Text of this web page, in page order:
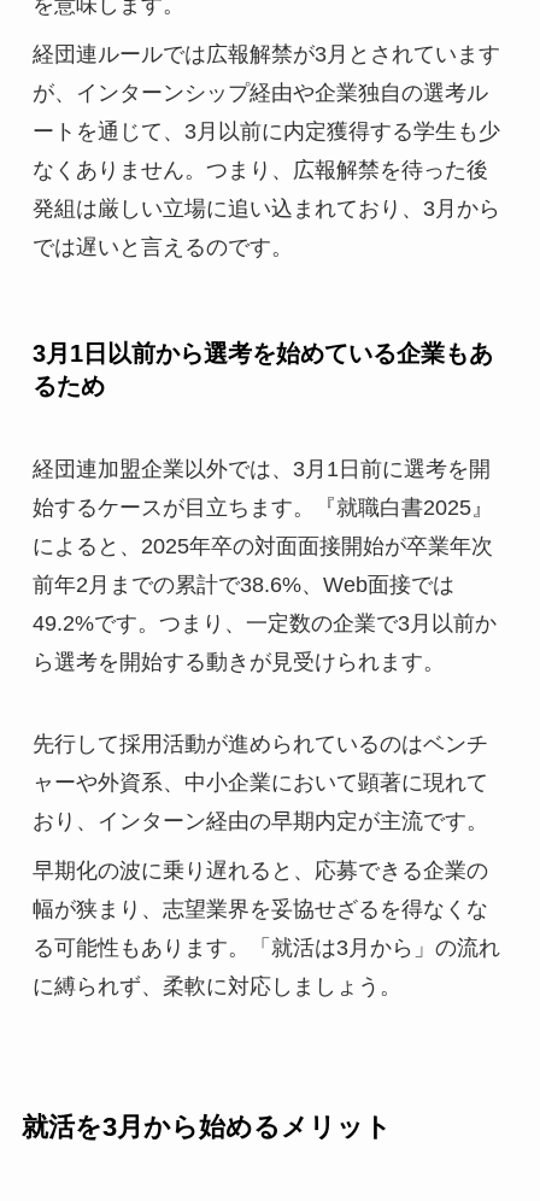
経団連ルールでは広報解禁が3月とされています
が、インターンシップ経由や企業独自の選考ル
ートを通じて、3月以前に内定獲得する学生も少
なくありません。つまり、広報解禁を待った後
発組は厳しい立場に追い込まれており、3月から
では遅いと言えるのです。
3月1日以前から選考を始めている企業もあ
るため
経団連加盟企業以外では、3月1日前に選考を開
始するケースが目立ちます。『就職白書2025』
によると、2025年卒の対面面接開始が卒業年次
前年2月までの累計で38.6%、Web面接では
49.2%です。つまり、一定数の企業で3月以前か
ら選考を開始する動きが見受けられます。
先行して採用活動が進められているのはベンチ
ャーや外資系、中小企業において顕著に現れて
おり、インターン経由の早期内定が主流です。
早期化の波に乗り遅れると、応募できる企業の
幅が狭まり、志望業界を妥協せざるを得なくな
る可能性もあります。「就活は3月から」の流れ
に縛られず、柔軟に対応しましょう。
就活を3月から始めるメリット